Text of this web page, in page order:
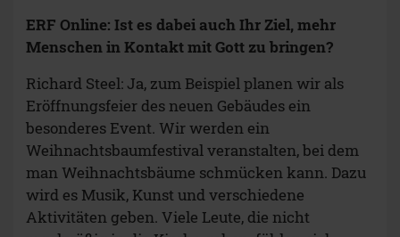
ERF Online: Ist es dabei auch Ihr Ziel, mehr
Menschen in Kontakt mit Gott zu bringen?
Richard Steel: Ja, zum Beispiel planen wir als
Eröffnungsfeier des neuen Gebäudes ein
besonderes Event. Wir werden ein
Weihnachtsbaumfestival veranstalten, bei dem
man Weihnachtsbäume schmücken kann. Dazu
wird es Musik, Kunst und verschiedene
Aktivitäten geben. Viele Leute, die nicht